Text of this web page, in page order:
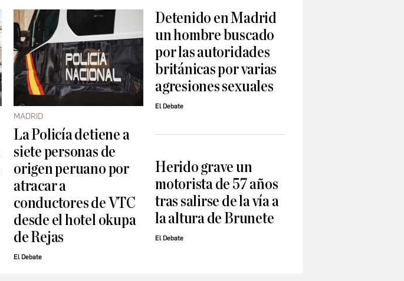
MADRID
La Policía detiene a
siete personas de
origen peruano por
atracar a
conductores de VTC
desde el hotel okupa
de Rejas
El Debate
Detenido en Madrid
un hombre buscado
por las autoridades
británicas por varias
agresiones sexuales
El Debate
Herido grave un
motorista de 57 años
tras salirse de la vía a
la altura de Brunete
El Debate